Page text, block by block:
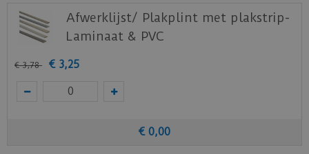
Afwerklijst/ Plakplint met plakstrip-
Laminaat & PVC
€ 3,78 € 3,25
€ 0,00